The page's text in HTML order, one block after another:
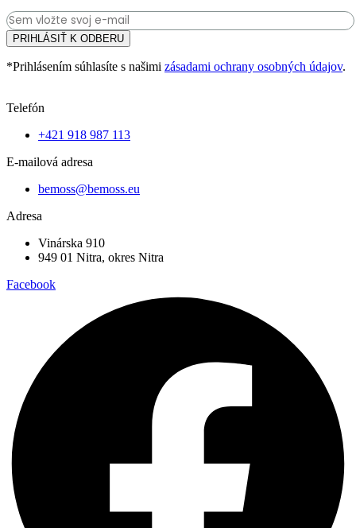
PRIHLÁSIŤ K ODBERU
*Prihlásením súhlasíte s našimi zásadami ochrany osobných údajov.
Telefón
+421 918 987 113
E-mailová adresa
bemoss@bemoss.eu
Adresa
Vinárska 910
949 01 Nitra, okres Nitra
Facebook